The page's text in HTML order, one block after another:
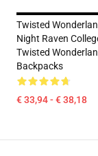
Twisted
Night Raven
Twisted
Backpacks
€ 33,94 - € 38,18